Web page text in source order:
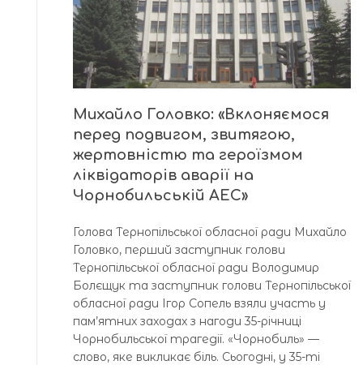
Михайло Головко: «Вклоняємося
перед подвигом, звитягою,
жертовністю та героїзмом
ліквідаторів аварії на
Чорнобильській АЕС»
Голова Тернопільської обласної ради Михайло
Головко, перший заступник голови
Тернопільської обласної ради Володимир
Болєщук та заступник голови Тернопільської
обласної ради Ігор Сопель взяли участь у
пам’ятних заходах з нагоди 35-річниці
Чорнобильської трагедії. «Чорнобиль» —
слово, яке викликає біль. Сьогодні, у 35-ті